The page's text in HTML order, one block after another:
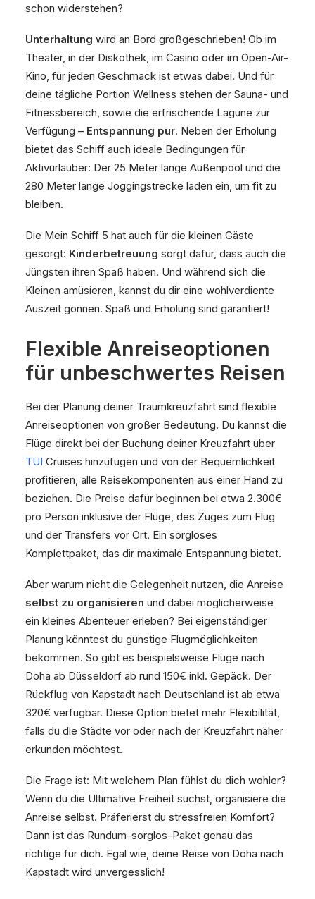
schon widerstehen?
Unterhaltung wird an Bord großgeschrieben! Ob im
Theater, in der Diskothek, im Casino oder im Open-Air-
Kino, für jeden Geschmack ist etwas dabei. Und für
deine tägliche Portion Wellness stehen der Sauna- und
Fitnessbereich, sowie die erfrischende Lagune zur
Verfügung – Entspannung pur. Neben der Erholung
bietet das Schiff auch ideale Bedingungen für
Aktivurlauber: Der 25 Meter lange Außenpool und die
280 Meter lange Joggingstrecke laden ein, um fit zu
bleiben.
Die Mein Schiff 5 hat auch für die kleinen Gäste
gesorgt: Kinderbetreuung sorgt dafür, dass auch die
Jüngsten ihren Spaß haben. Und während sich die
Kleinen amüsieren, kannst du dir eine wohlverdiente
Auszeit gönnen. Spaß und Erholung sind garantiert!
Flexible Anreiseoptionen
für unbeschwertes Reisen
Bei der Planung deiner Traumkreuzfahrt sind flexible
Anreiseoptionen von großer Bedeutung. Du kannst die
Flüge direkt bei der Buchung deiner Kreuzfahrt über
TUI Cruises hinzufügen und von der Bequemlichkeit
profitieren, alle Reisekomponenten aus einer Hand zu
beziehen. Die Preise dafür beginnen bei etwa 2.300€
pro Person inklusive der Flüge, des Zuges zum Flug
und der Transfers vor Ort. Ein sorgloses
Komplettpaket, das dir maximale Entspannung bietet.
Aber warum nicht die Gelegenheit nutzen, die Anreise
selbst zu organisieren und dabei möglicherweise
ein kleines Abenteuer erleben? Bei eigenständiger
Planung könntest du günstige Flugmöglichkeiten
bekommen. So gibt es beispielsweise Flüge nach
Doha ab Düsseldorf ab rund 150€ inkl. Gepäck. Der
Rückflug von Kapstadt nach Deutschland ist ab etwa
320€ verfügbar. Diese Option bietet mehr Flexibilität,
falls du die Städte vor oder nach der Kreuzfahrt näher
erkunden möchtest.
Die Frage ist: Mit welchem Plan fühlst du dich wohler?
Wenn du die Ultimative Freiheit suchst, organisiere die
Anreise selbst. Präferierst du stressfreien Komfort?
Dann ist das Rundum-sorglos-Paket genau das
richtige für dich. Egal wie, deine Reise von Doha nach
Kapstadt wird unvergesslich!